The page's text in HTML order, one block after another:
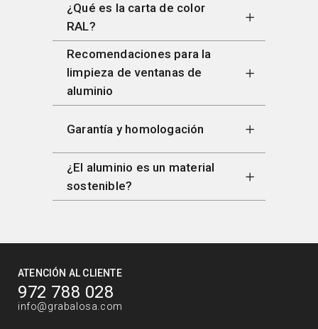
¿Qué es la carta de color
RAL?
Recomendaciones para la
limpieza de ventanas de
aluminio
Garantía y homologación
¿El aluminio es un material
sostenible?
ATENCIÓN AL CLIENTE
972 788 028
info@grabalosa.com